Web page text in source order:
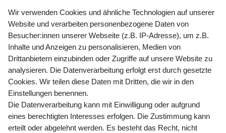
+49 (0) 35243 460 400
Mo-Fr 9-15 Uhr
shop@banjado.com
Preisangaben inkl. gesetzl. MwSt. und zzgl. Service- und
Versandkosten
Wir verwenden Cookies und ähnliche Technologien auf unserer
Website und verarbeiten personenbezogene Daten von
Besucher:innen unserer Webseite (z.B. IP-Adresse), um z.B.
Inhalte und Anzeigen zu personalisieren, Medien von
Drittanbietern einzubinden oder Zugriffe auf unsere Website zu
analysieren. Die Datenverarbeitung erfolgt erst durch gesetzte
Cookies. Wir teilen diese Daten mit Dritten, die wir in den
Einstellungen benennen.
Die Datenverarbeitung kann mit Einwilligung oder aufgrund
eines berechtigten Interesses erfolgen. Die Zustimmung kann
erteilt oder abgelehnt werden. Es besteht das Recht, nicht